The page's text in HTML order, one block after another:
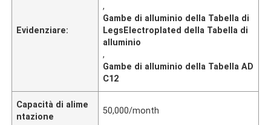
Evidenziare:
,
Gambe di alluminio della Tabella di
LegsElectroplated della Tabella di
alluminio
,
Gambe di alluminio della Tabella AD
C12
Capacità di alime
ntazione
50,000/month